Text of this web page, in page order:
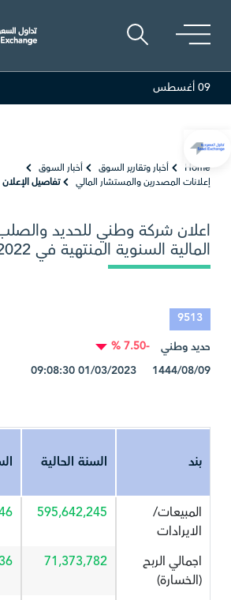
09 أغسطس
Home أخبار وتقارير السوق
أخبار السوق
إعلانات المصدرين والمستشار المالي
تفاصيل الإعلان
اعلان شركة وطني للحديد
المالية السنوية المنتهية في 2022-12-31
9513
حديد وطني
-7.50 %
1444/08/09 01/03/2023 09:08:30
بند السنة الحالية
المبيعات/
الايرادات
595,642,245
اجمالي الربح
(الخسارة)
71,373,782